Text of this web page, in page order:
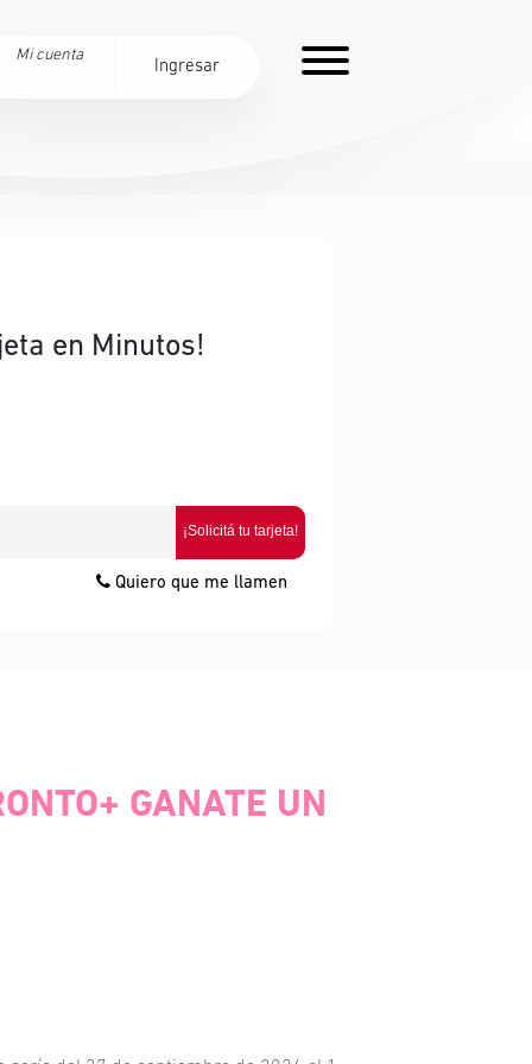
Mi cuenta
Ingresar
en Minutos!
¡Solicitá tu tarjeta!
Quiero que me llamen
GANATE UN